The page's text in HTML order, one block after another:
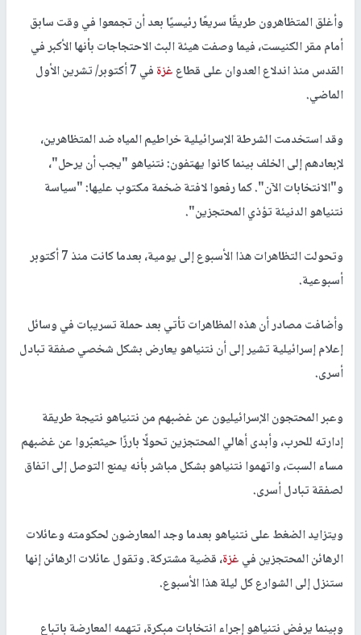
وأغلق المتظاهرون طريقًا سريعًا رئيسيًا بعد أن تجمعوا في وقت سابق
أمام مقر الكنيست، فيما وصفت هيئة البث الاحتجاجات بأنها الأكبر في
القدس منذ اندلاع العدوان على قطاعغزة
في 7 أكتوبر/ تشرين الأول
الماضي.
وقد استخدمت الشرطة الإسرائيلية خراطيم المياه ضد المتظاهرين،
لإبعادهم إلى الخلف بينما كانوا يهتفون: نتنياهو "يجب أن يرحل"،
و"الانتخابات الآن". كما رفعوا لافتة ضخمة مكتوب عليها: "سياسة
نتنياهو الدنيئة تؤذي المحتجزين".
وتحولت التظاهرات هذا الأسبوع إلى يومية، بعدما كانت منذ 7 أكتوبر
أسبوعية.
وأضافت مصادر أن هذه المظاهرات تأتي بعد حملة تسريبات في وسائل
إعلام إسرائيلية تشير إلى أن نتنياهو يعارض بشكل شخصي صفقة تبادل
أسرى.
وعبر المحتجون الإسرائيليون عن غضبهم من نتنياهو نتيجة طريقة
إدارته للحرب، وأبدى أهالي المحتجزين تحولًا بارزًا حيثعبّروا عن غضبهم
مساء السبت، واتهموا نتنياهو بشكل مباشر بأنه يمنع التوصل إلى اتفاق
لصفقة تبادل أسرى.
ويتزايد الضغط على نتنياهو بعدما وجد المعارضون لحكومته وعائلات
الرهائن المحتجزين فيغزة، قضية مشتركة. وتقول عائلات الرهائن إنها
ستنزل إلى الشوارع كل ليلة هذا الأسبوع.
وبينما يرفض نتنياهو إجراء انتخابات مبكرة، تتهمه المعارضة باتباع